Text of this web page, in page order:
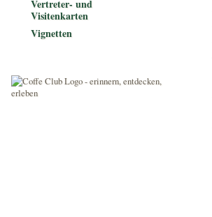
Vertreter- und
Visitenkarten
Vignetten